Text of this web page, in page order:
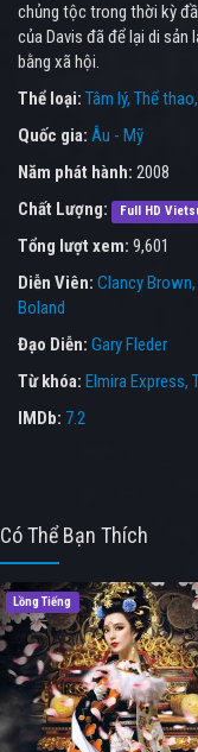
chủng tộc trong thời kỳ
của Davis đã để lại di sản
bằng xã hội.
Thể loại: Tâm lý Thể thao
Quốc gia: Âu - Mỹ
Năm phát hành: 2008
Chất Lượng:
Full HD
Tổng lượt xem: 9,601
Diễn Viên: Clancy Brown
Boland
Đạo Diễn: Gary Fleder
Từ khóa: Elmira Express,
IMDb: 7.2
Có Thể Bạn Thích
Lồng Tiếng